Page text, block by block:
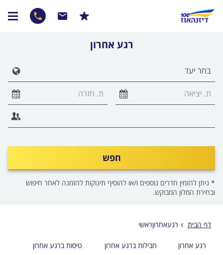
רגע אחרון
חפש
* ניתן להזמין חדרים נוספים ו/או להוסיף תינוקות להזמנה לאחר חיפוש
ובחירת המלון המבוקש.
דף הבית רגעאחרוןראשי
רגע אחרון חבילות ברגע אחרון טיסות ברגע אחרון